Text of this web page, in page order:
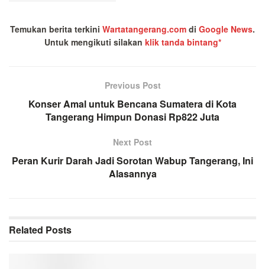
Temukan berita terkini Wartatangerang.com di Google News.
Untuk mengikuti silakan klik tanda bintang*
Previous Post
Konser Amal untuk Bencana Sumatera di Kota
Tangerang Himpun Donasi Rp822 Juta
Next Post
Peran Kurir Darah Jadi Sorotan Wabup Tangerang, Ini
Alasannya
Related Posts